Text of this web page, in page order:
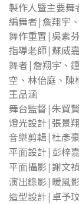
製作⼈暨主要
編舞者|詹翔宇
舞作重置|吳素
指導⽼師|蘇威
舞者|詹翔宇、
空、林佁庭、陳
王品涵
舞台監督|朱貿賢
燈光設計|張景翔
⾳樂剪輯|杜彥豪
平⾯設計|彭梓嘉
平⾯攝影|謝⽂
演出錄影|暖⾵
造型設計|卓予